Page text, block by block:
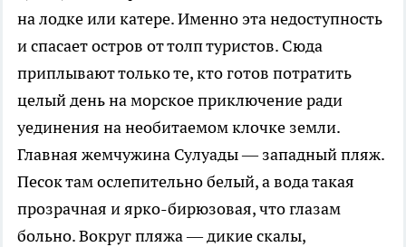
на лодке или катере. Именно эта недоступность
и спасает остров от толп туристов. Сюда
приплывают только те, кто готов потратить
целый день на морское приключение ради
уединения на необитаемом клочке земли.
Главная жемчужина Сулуады — западный пляж.
Песок там ослепительно белый, а вода такая
прозрачная и ярко-бирюзовая, что глазам
больно. Вокруг пляжа — дикие скалы,